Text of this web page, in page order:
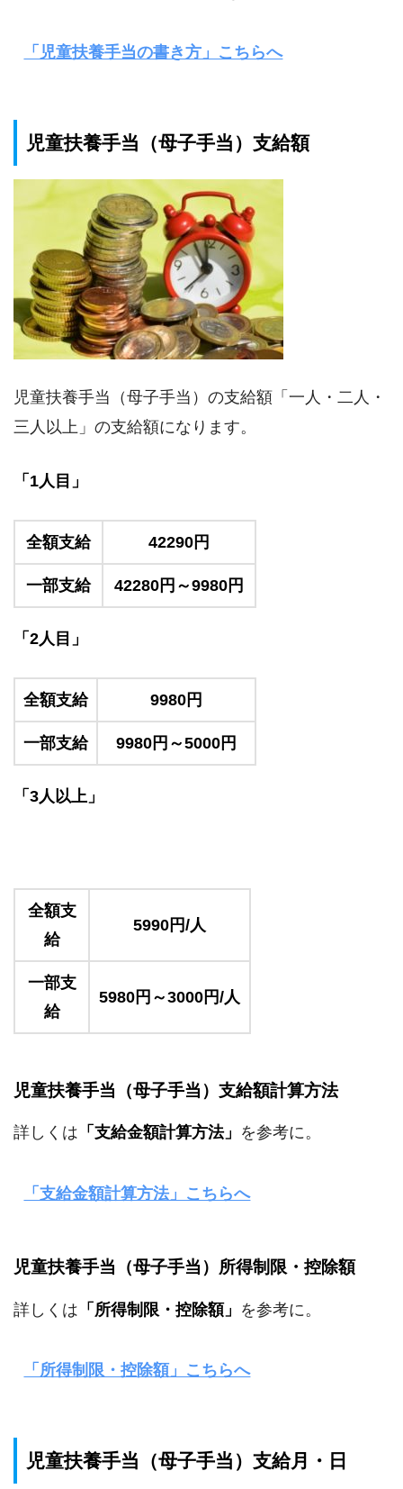
「児童扶養手当の書き方」こちらへ
児童扶養手当（母子手当）支給額
児童扶養手当（母子手当）の支給額「一人・二人・
三人以上」の支給額になります。
「1人目」
全額支給 42290円
一部支給 42280円～9980円
「2人目」
全額支給 9980円
一部支給 9980円～5000円
「3人以上」
全額支
給
5990円/人
一部支
給
5980円～3000円/人
児童扶養手当（母子手当）支給額計算方法
詳しくは 「支給金額計算方法」 を参考に。
「支給金額計算方法」こちらへ
児童扶養手当（母子手当）所得制限・控除額
詳しくは 「所得制限・控除額」 を参考に。
「所得制限・控除額」こちらへ
児童扶養手当（母子手当）支給月・日